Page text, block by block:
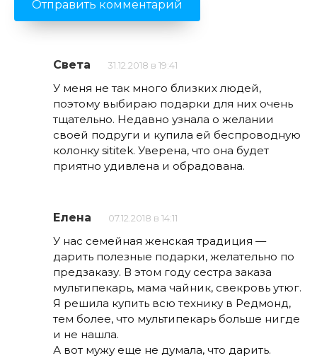
Света 31.12.2018 в 19:41
У меня не так много близких людей,
поэтому выбираю подарки для них очень
тщательно. Недавно узнала о желании
своей подруги и купила ей беспроводную
колонку sititek. Уверена, что она будет
приятно удивлена и обрадована.
Елена 07.12.2018 в 14:11
У нас семейная женская традиция —
дарить полезные подарки, желательно по
предзаказу. В этом году сестра заказа
мультипекарь, мама чайник, свекровь утюг.
Я решила купить всю технику в Редмонд,
тем более, что мультипекарь больше нигде
и не нашла.
А вот мужу еще не думала, что дарить.